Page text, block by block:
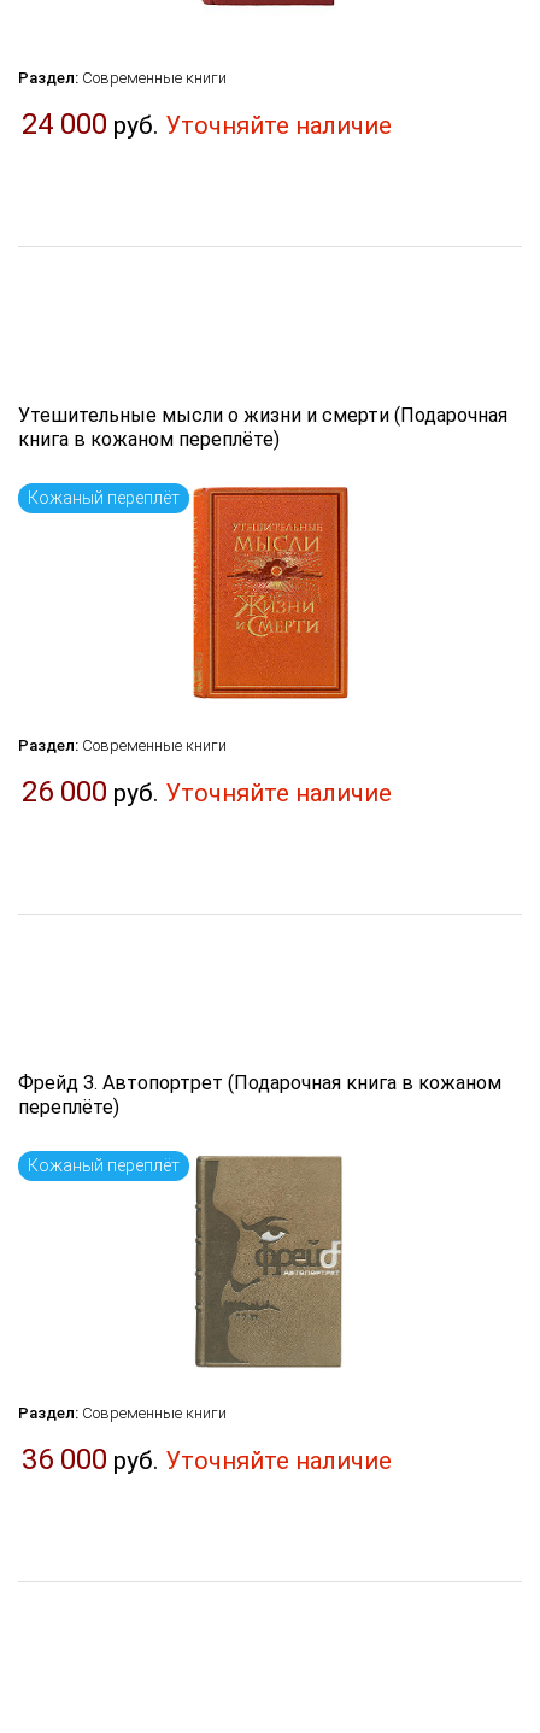
Раздел: Современные книги
24 000 руб. Уточняйте наличие
Утешительные мысли о жизни и смерти (Подарочная
книга в кожаном переплёте)
Кожаный переплёт
Раздел: Современные книги
26 000 руб. Уточняйте наличие
Фрейд З. Автопортрет (Подарочная книга в кожаном
переплёте)
Кожаный переплёт
Раздел: Современные книги
36 000 руб. Уточняйте наличие